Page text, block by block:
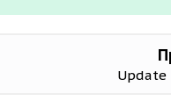
Update